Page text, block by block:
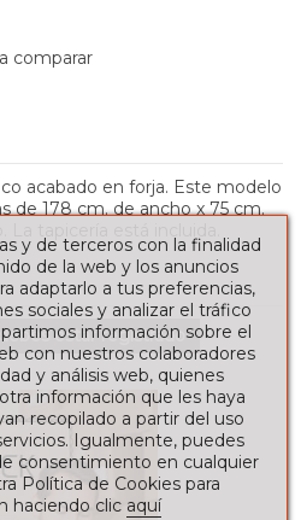
comparar
acabado en forja. Este modelo
de 178 cm. de ancho x 75 cm.
estar registrado
y de terceros con la finalidad
de la web y los anuncios
adaptarlo a tus preferencias,
sociales y analizar el tráfico
información sobre el
con nuestros colaboradores
y análisis web, quienes
información que les haya
recopilado a partir del uso
Igualmente, puedes
consentimiento en cualquier
Política de Cookies para
haciendo clic aquí